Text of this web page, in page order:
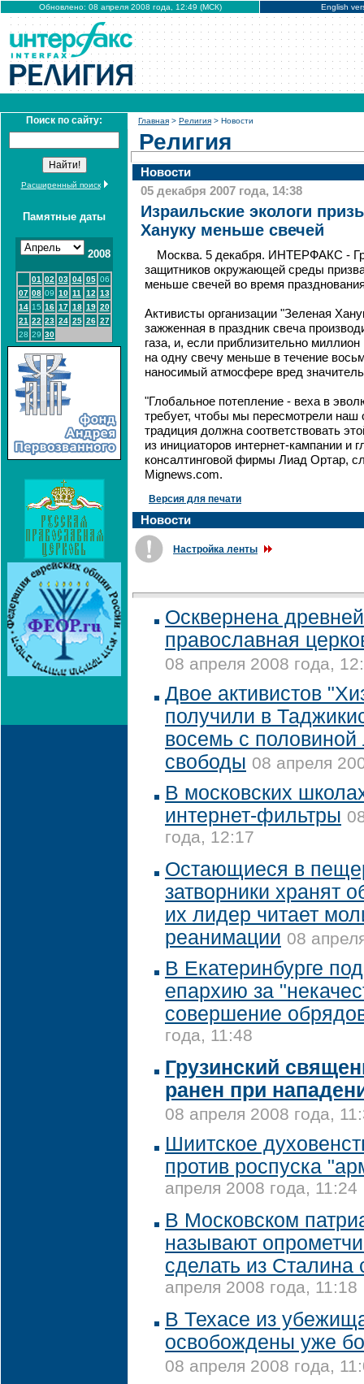
Обновлено: 08 апреля 2008 года, 12:49 (МСК) English
Поиск по сайту:
Расширенный поиск
Памятные даты
2008
01 02 03 04 05 06
07 08 09 10 11 12 13
14 15 16 17 18 19 20
21 22 23 24 25 26 27
28 29 30
Главная > Религия > Новости
Религия
Новости
05 декабря 2007 года, 14:38
Израильские экологи
Хануку меньше свечей
Москва. 5 декабря. ИНТЕРФАКС -
защитников окружающей среды
меньше свечей во время
Активисты организации "Зеленая
зажженная в праздник свеча
газа, и, если приблизительно
на одну свечу меньше в течение
наносимый атмосфере вред
"Глобальное потепление - веха в
требует, чтобы мы пересмотрели наш
традиция должна соответствовать
из инициаторов интернет-кампании и
консалтинговой фирмы Лиад Ортар,
Mignews.com.
Версия для печати
Новости
Настройка ленты
Осквернена
православная
08 апреля 2008 года,
Двое активистов
получили в
восемь с
свободы 08 апреля
В московских
интернет-фильтры
года, 12:17
Остающиеся в
затворники хранят
их лидер читает
реанимации 08
В Екатеринбурге
епархию за
совершение
года, 11:48
Грузинский
ранен при
08 апреля 2008 года,
Шиитское
против роспуска
апреля 2008 года, 11:24
В Московском
называют
сделать из Сталина
апреля 2008 года, 11:18
В Техасе из
освобождены уже
08 апреля 2008 года,